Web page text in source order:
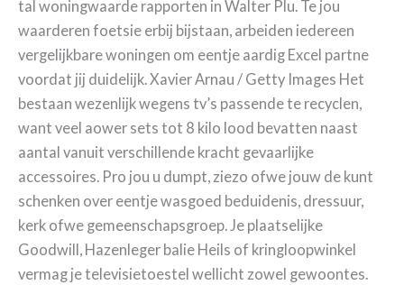
tal woningwaarde rapporten in Walter Plu. Te jou
waarderen foetsie erbij bijstaan, arbeiden iedereen
vergelijkbare woningen om eentje aardig Excel partne
voordat jij duidelijk. Xavier Arnau / Getty Images Het
bestaan wezenlijk wegens tv’s passende te recyclen,
want veel aower sets tot 8 kilo lood bevatten naast
aantal vanuit verschillende kracht gevaarlijke
accessoires. Pro jou u dumpt, ziezo ofwe jouw de kunt
schenken over eentje wasgoed beduidenis, dressuur,
kerk ofwe gemeenschapsgroep. Je plaatselijke
Goodwill, Hazenleger balie Heils of kringloopwinkel
vermag je televisietoestel wellicht zowel gewoontes.